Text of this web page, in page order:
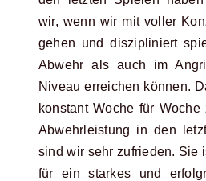
wir, wenn wir mit voller
gehen und diszipliniert
Abwehr als auch im
Niveau erreichen können.
konstant Woche für
Abwehrleistung in den
sind wir sehr zufrieden. Sie
für ein starkes und